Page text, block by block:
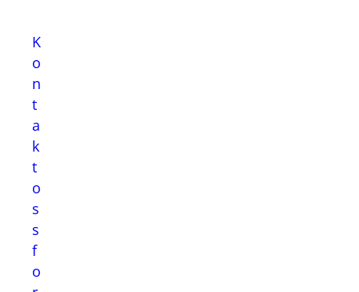
K
o
n
t
a
k
t
o
s
s
f
o